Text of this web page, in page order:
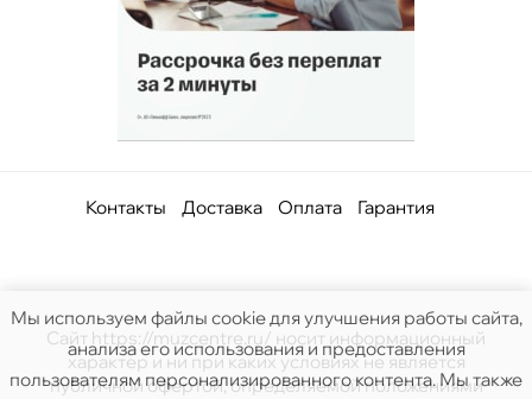
Контакты Доставка Оплата Гарантия
Сайт https://muzcentre.ru/ носит информационный
характер и ни при каких условиях не является
публичной офертой, определяемой положениями
Мы используем файлы cookie для улучшения работы сайта,
анализа его использования и предоставления
пользователям персонализированного контента. Мы также